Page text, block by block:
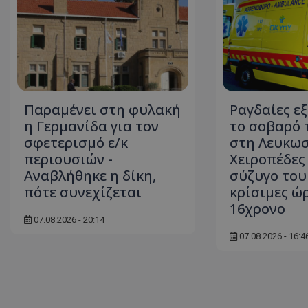
Παραμένει στη φυλακή
η Γερμανίδα για τον
σφετερισμό ε/κ
περιουσιών -
Αναβλήθηκε η δίκη,
πότε συνεχίζεται
07.08.2026 - 20:14
Ραγδαίες
το σοβαρό
στη
σύζυγο
κρίσιμες
16χρονο
07.08.2026 -
msToken